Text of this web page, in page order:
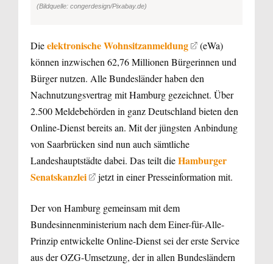
(Bildquelle: congerdesign/Pixabay.de)
Dieelektronische Wohnsitzanmeldung
(eWa)
können inzwischen 62,76 Millionen Bürgerinnen und
Bürger nutzen. Alle Bundesländer haben den
Nachnutzungsvertrag mit Hamburg gezeichnet. Über
2.500 Meldebehörden in ganz Deutschland bieten den
Online-Dienst bereits an. Mit der jüngsten Anbindung
von Saarbrücken sind nun auch sämtliche
Landeshauptstädte dabei. Das teilt dieHamburger
Senatskanzlei
jetzt in einer Presseinformation mit.
Der von Hamburg gemeinsam mit dem
Bundesinnenministerium nach dem Einer-für-Alle-
Prinzip entwickelte Online-Dienst sei der erste Service
aus der OZG-Umsetzung, der in allen Bundesländern